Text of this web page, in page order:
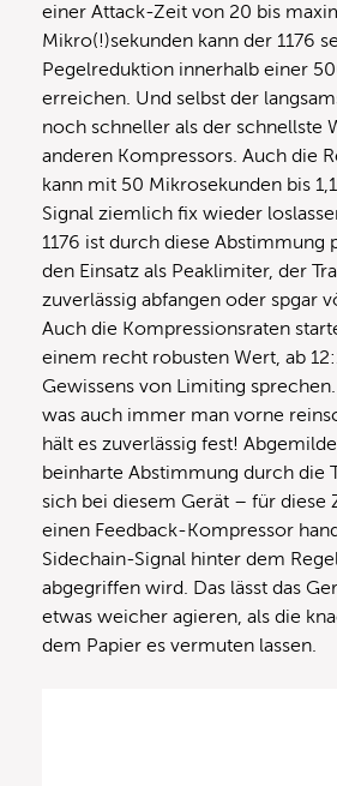
einer Attack-Zeit von 20 bis
Mikro(!)sekunden kann der 1176
Pegelreduktion innerhalb einer
erreichen. Und selbst der
noch schneller als der schnellste
anderen Kompressors. Auch die
kann mit 50 Mikrosekunden bis
Signal ziemlich fix wieder
1176 ist durch diese Abstimmung
den Einsatz als Peaklimiter, der
zuverlässig abfangen oder spgar
Auch die Kompressionsraten
einem recht robusten Wert, ab
Gewissens von Limiting
was auch immer man vorne
hält es zuverlässig fest!
beinharte Abstimmung durch die
sich bei diesem Gerät – für diese
einen Feedback-Kompressor
Sidechain-Signal hinter dem
abgegriffen wird. Das lässt das
etwas weicher agieren, als die
dem Papier es vermuten lassen.